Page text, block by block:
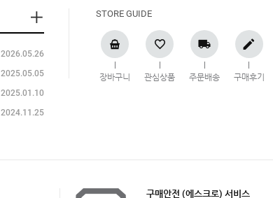
2026.05.26
2025.05.05
2025.01.10
2024.11.25
STORE GUIDE
장바구니 관심상품 주문배송 구매후기
구매안전 (에스크로) 서비스